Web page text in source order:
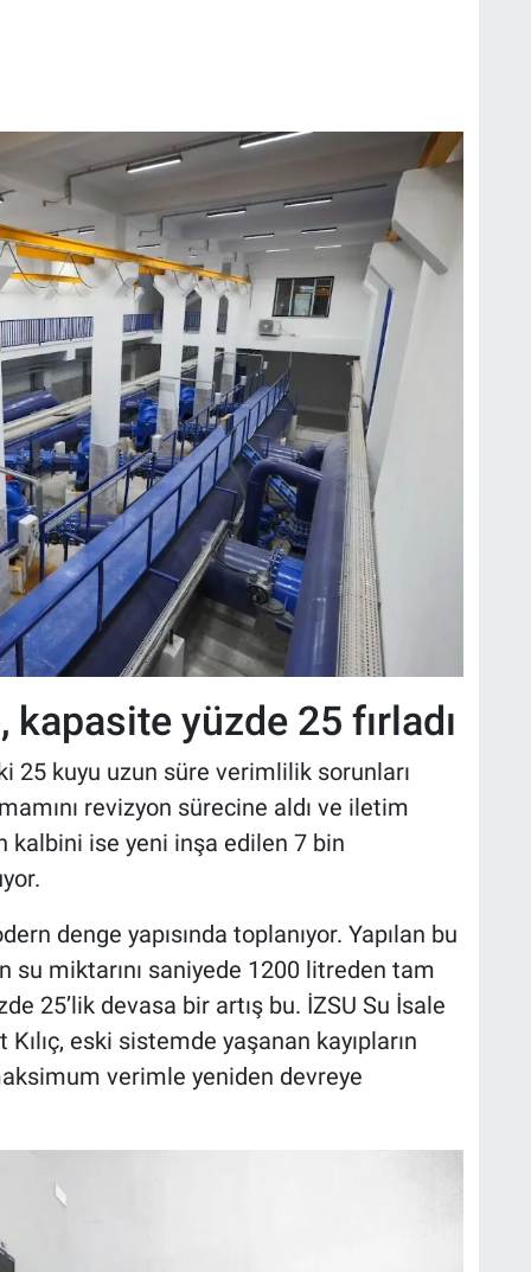
yüzde 25 fırladı
25 kuyu uzun süre verimlilik sorunları
revizyon sürecine aldı ve iletim
kalbini ise yeni inşa edilen 7 bin
denge yapısında toplanıyor. Yapılan bu
miktarını saniyede 1200 litreden tam
25’lik devasa bir artış bu. İZSU Su İsale
eski sistemde yaşanan kayıpların
verimle yeniden devreye